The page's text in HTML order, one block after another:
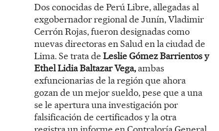
Dos conocidas de Perú Libre, allegadas al
exgobernador regional de Junín, Vladimir
Cerrón Rojas, fueron designadas como
nuevas directoras en Salud en la ciudad de
Lima. Se trata de Leslie Gómez Barrientos y
Ethel Lidia Baltazar Vega, ambas
exfuncionarias de la región que ahora
gozan de un mejor sueldo, pese que a una
se le apertura una investigación por
falsificación de certificados y la otra